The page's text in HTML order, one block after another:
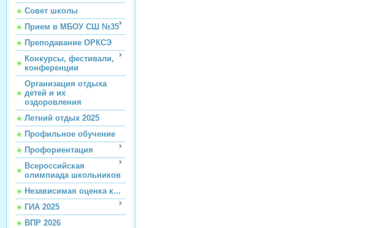
Совет школы
Прием в МБОУ СШ №35
Преподавание ОРКСЭ
Конкурсы, фестивали,
конференции
Организация отдыха
детей и их
оздоровления
Летний отдых 2025
Профильное обучение
Профориентация
Всероссийская
олимпиада школьников
Независимая оценка к...
ГИА 2025
ВПР 2026